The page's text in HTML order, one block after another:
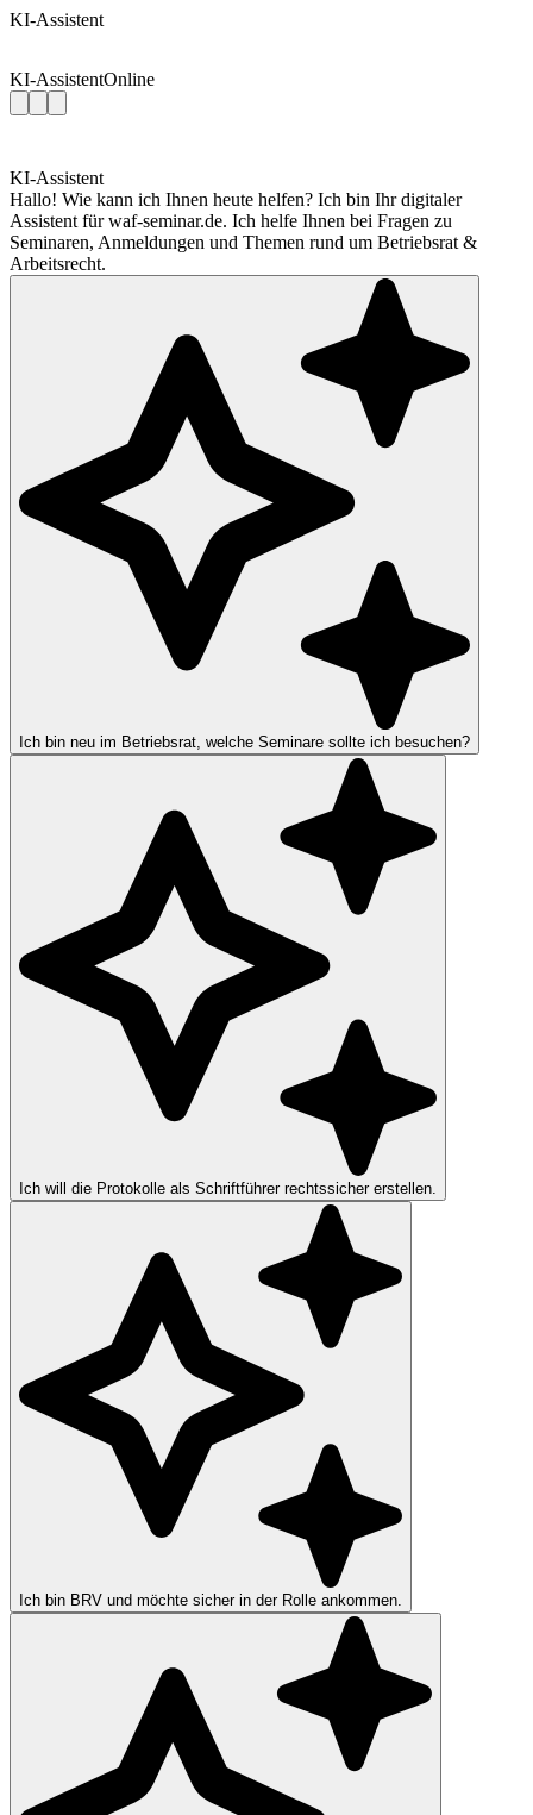
KI-Assistent
KI-AssistentOnline
KI-Assistent
Hallo! Wie kann ich Ihnen heute helfen? Ich bin Ihr digitaler
Assistent für waf-seminar.de. Ich helfe Ihnen bei Fragen zu
Seminaren, Anmeldungen und Themen rund um Betriebsrat &
Arbeitsrecht.
Ich bin neu im Betriebsrat, welche Seminare sollte ich besuchen?
Ich will die Protokolle als Schriftführer rechtssicher erstellen.
Ich bin BRV und möchte sicher in der Rolle ankommen.